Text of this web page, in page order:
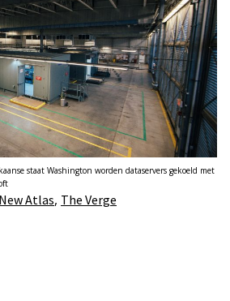
staat Washington worden dataservers gekoeld met
New Atlas, The Verge